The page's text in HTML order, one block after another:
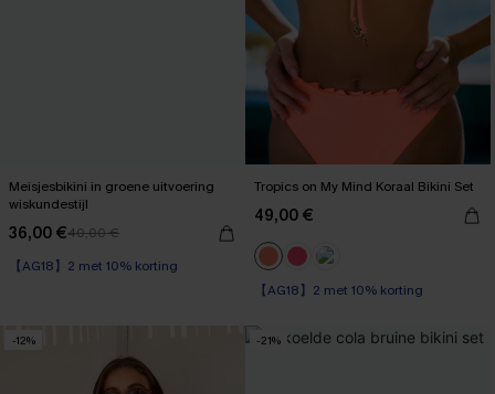
Meisjesbikini in groene uitvoering
wiskundestijl
36,00 €40,00 €
【AG18】2 met 10% korting
Op voorraad
Tropics on My Mind Koraal Bikini Set
49,00 €
【AG18】2 met 10% korting
High Waist
-12% -21%